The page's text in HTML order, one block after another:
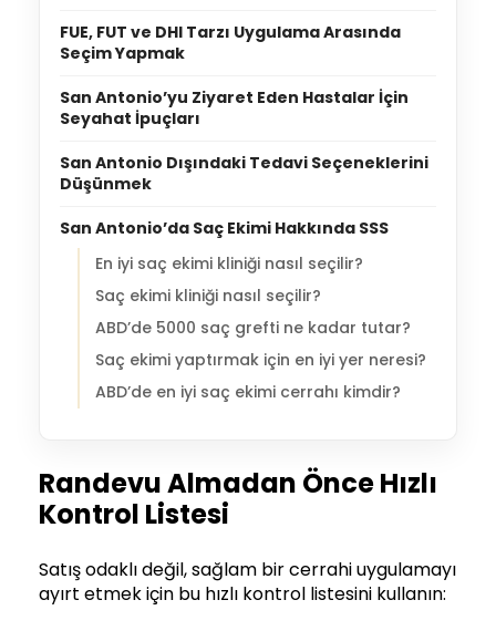
FUE, FUT ve DHI Tarzı Uygulama Arasında
Seçim Yapmak
San Antonio’yu Ziyaret Eden Hastalar İçin
Seyahat İpuçları
San Antonio Dışındaki Tedavi Seçeneklerini
Düşünmek
San Antonio’da Saç Ekimi Hakkında SSS
En iyi saç ekimi kliniği nasıl seçilir?
Saç ekimi kliniği nasıl seçilir?
ABD’de 5000 saç grefti ne kadar tutar?
Saç ekimi yaptırmak için en iyi yer neresi?
ABD’de en iyi saç ekimi cerrahı kimdir?
Randevu Almadan Önce Hızlı
Kontrol Listesi
Satış odaklı değil, sağlam bir cerrahi uygulamayı
ayırt etmek için bu hızlı kontrol listesini kullanın: